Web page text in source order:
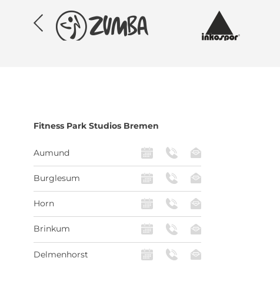
Fitness Park Studios Bremen
Aumund
Burglesum
Horn
Brinkum
Delmenhorst